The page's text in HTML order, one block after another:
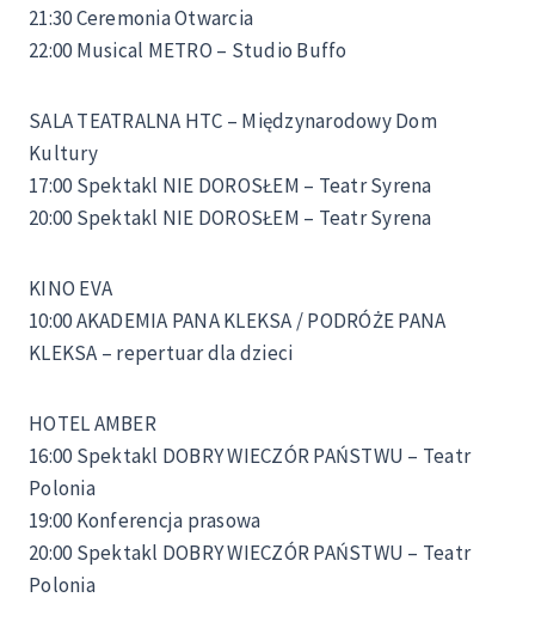
21:30 Ceremonia Otwarcia
22:00 Musical METRO – Studio Buffo
SALA TEATRALNA HTC – Międzynarodowy Dom
Kultury
17:00 Spektakl NIE DOROSŁEM – Teatr Syrena
20:00 Spektakl NIE DOROSŁEM – Teatr Syrena
KINO EVA
10:00 AKADEMIA PANA KLEKSA / PODRÓŻE PANA
KLEKSA – repertuar dla dzieci
HOTEL AMBER
16:00 Spektakl DOBRY WIECZÓR PAŃSTWU – Teatr
Polonia
19:00 Konferencja prasowa
20:00 Spektakl DOBRY WIECZÓR PAŃSTWU – Teatr
Polonia